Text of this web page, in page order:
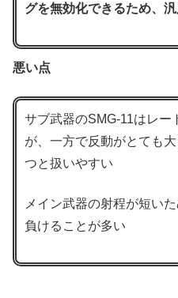
グを無効化できるため、
悪い点
サブ武器のSMG-11はレー
が、一方で反動がとても
つと扱いやすい
メイン武器の射程が短い
負けることが多い